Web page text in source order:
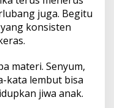
juga. Begitu
konsisten
materi. Senyum,
kata lembut bisa
jiwa anak.